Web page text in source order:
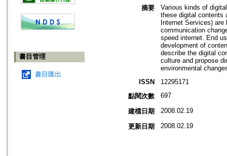
書目管理
書目匯出
摘要
Various kinds of
these digital contents
Internet Services)
communication
speed internet. End
development of
describe the digital
culture and propose
environmental
ISSN
12295171
點閱次數
697
建檔日期 2008.02.19
更新日期 2008.02.19